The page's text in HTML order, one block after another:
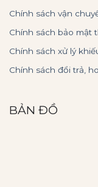
Chính sách vận
Chính sách bảo mật
Chính sách xử lý
Chính sách đổi trả,
BẢN ĐỒ